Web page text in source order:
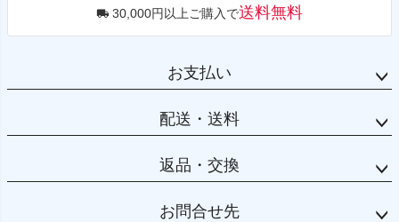
30,000円以上ご購入で送料無料
お支払い
配送・送料
返品・交換
お問合せ先